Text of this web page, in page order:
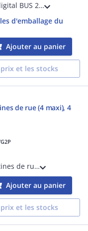
Groupe audio digital BUS 2 fils G2P Synthèse vocale + Leds d'indications lumineuses Switch de configuration de la platine de rue Décodage du BUS PROXIMAN et HEXACT
d'emballage du
Ajouter au panier
et les stocks
de rue (4 maxi), 4
Coupleur de platines de rue BUS G2P Permet le raccordement jusqu'à 4 platines de rue Bornier débrochable Boîtier Rail DIN 4 modules
Ajouter au panier
et les stocks